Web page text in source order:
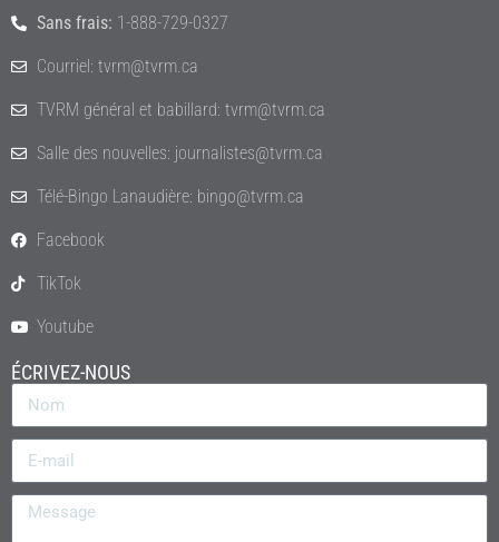
Sans frais: 1-888-729-0327
Courriel: tvrm@tvrm.ca
TVRM général et babillard: tvrm@tvrm.ca
Salle des nouvelles: journalistes@tvrm.ca
Télé-Bingo Lanaudière: bingo@tvrm.ca
Facebook
TikTok
Youtube
ÉCRIVEZ-NOUS